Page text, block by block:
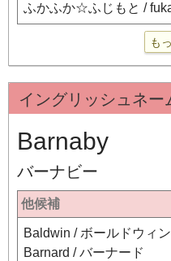
ふかふか☆ふじもと /
も
イングリッシュネー
Barnaby
バーナビー
他候補
Baldwin / ボールドウィン
Barnard / バーナード